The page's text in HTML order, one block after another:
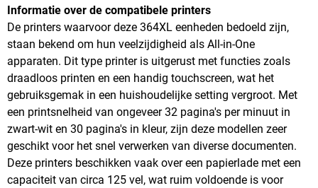
Informatie over de compatibele printers
De printers waarvoor deze 364XL eenheden bedoeld zijn,
staan bekend om hun veelzijdigheid als All-in-One
apparaten. Dit type printer is uitgerust met functies zoals
draadloos printen en een handig touchscreen, wat het
gebruiksgemak in een huishoudelijke setting vergroot. Met
een printsnelheid van ongeveer 32 pagina's per minuut in
zwart-wit en 30 pagina's in kleur, zijn deze modellen zeer
geschikt voor het snel verwerken van diverse documenten.
Deze printers beschikken vaak over een papierlade met een
capaciteit van circa 125 vel, wat ruim voldoende is voor